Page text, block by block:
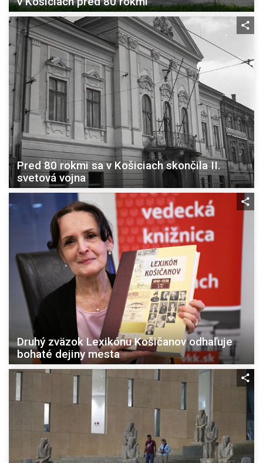
Pred 80 rokmi sa v Košiciach skončila II.
svetová vojna
Druhý zväzok Lexikónu Košičanov odhaľuje
bohaté dejiny mesta